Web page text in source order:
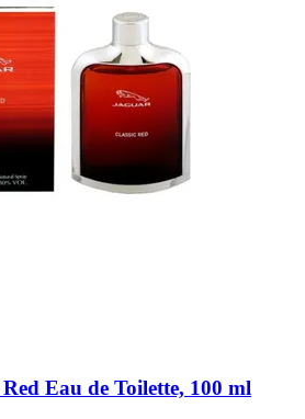
Red Eau de Toilette, 100 ml